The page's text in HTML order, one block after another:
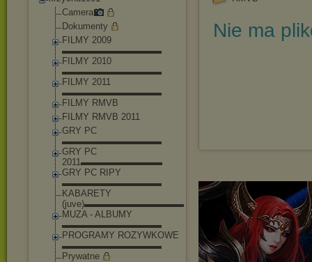
Camera
Dokumenty
FILMY 2009
▬▬▬▬▬▬▬▬▬▬▬
FILMY 2010
▬▬▬▬▬▬▬▬▬▬▬
FILMY 2011
▬▬▬▬▬▬▬▬▬▬▬
FILMY RMVB
FILMY RMVB 2011
GRY PC
▬▬▬▬▬▬▬▬▬▬▬
GRY PC
2011▬▬▬▬▬▬▬▬▬
GRY PC RIPY
▬▬▬▬▬▬▬▬▬▬▬
KABARETY
(juve)▬▬▬▬▬▬▬▬▬▬▬
MUZA - ALBUMY
▬▬▬▬▬▬▬▬▬▬▬
PROGRAMY ROZYWKOWE
▬▬▬▬▬▬▬▬▬▬▬
Prywatne
Nie ma